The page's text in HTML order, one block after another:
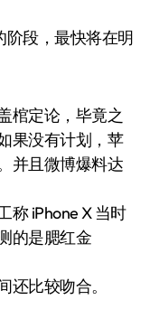
阶段，最快将在明
棺定论，毕竟之
果没有计划，苹
并且微博爆料达
称 iPhone X 当时
的是腮红金
比较吻合。